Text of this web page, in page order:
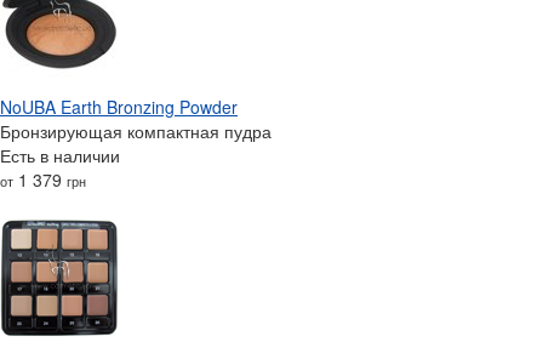
NoUBA Earth Bronzing Powder
Бронзирующая компактная пудра
Есть в наличии
от 1 379 грн